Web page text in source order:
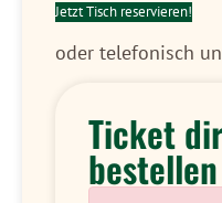
Jetzt Tisch reservieren!
oder telefonisch
Ticket
bestellen